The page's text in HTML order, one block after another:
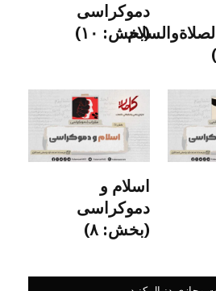
دموکراسی
(بخش: ۱۰)
اسلام و
دموکراسی
(بخش: ۸)